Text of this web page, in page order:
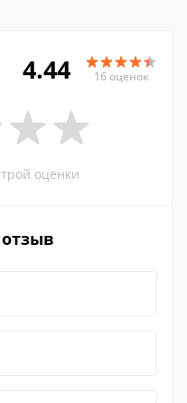
4.44 16 оценок
оценки